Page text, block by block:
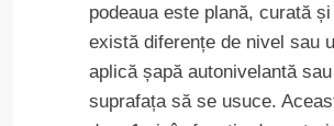
podeaua este plană, curată
există diferențe de nivel sau
aplică șapă autonivelantă
suprafața să se usuce.